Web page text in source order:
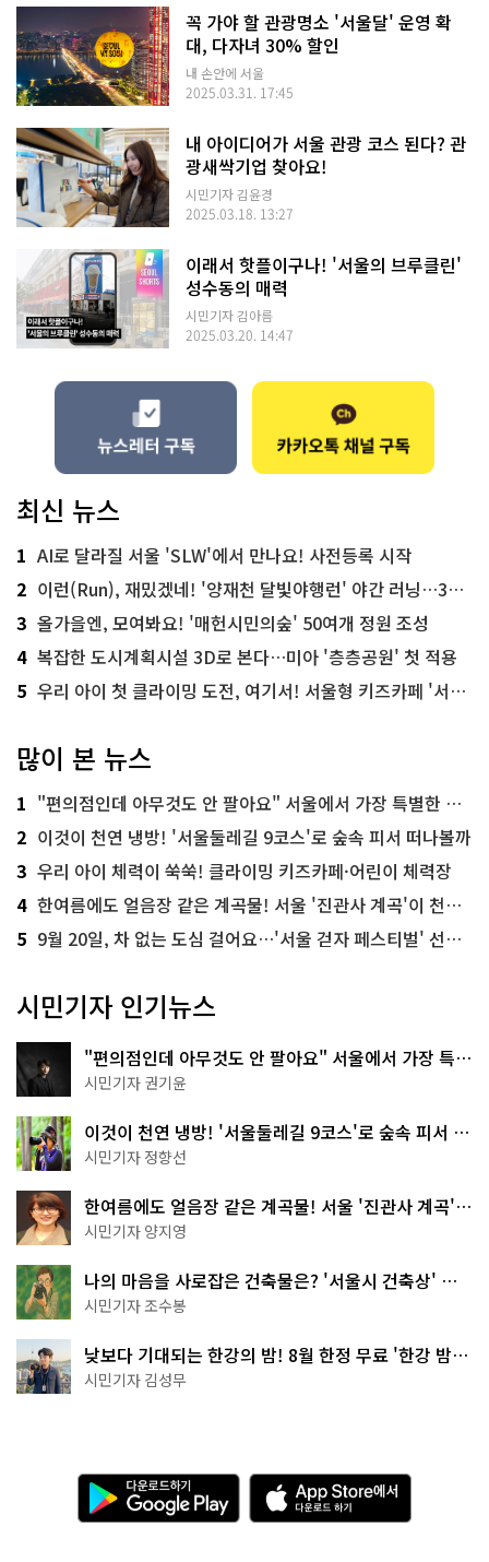
꼭 가야 할 관광명소 '서울달' 운영 확
대, 다자녀 30% 할인
내 손안에 서울
2025.03.31. 17:45
내 아이디어가 서울 관광 코스 된다? 관
광새싹기업 찾아요!
시민기자 김윤경
2025.03.18. 13:27
이래서 핫플이구나! '서울의 브루클린'
성수동의 매력
시민기자 김아름
2025.03.20. 14:47
최신 뉴스
1 AI로 달라질 서울 'SLW'에서 만나요! 사전등록 시작
2 이런(Run), 재밌겠네! '양재천 달빛야행런' 야간 러닝…300명 모집
3 올가을엔, 모여봐요! '매헌시민의숲' 50여개 정원 조성
4 복잡한 도시계획시설 3D로 본다…미아 '층층공원' 첫 적용
5 우리 아이 첫 클라이밍 도전, 여기서! 서울형 키즈카페 '서울가족플라자점'
많이 본 뉴스
1 "편의점인데 아무것도 안 팔아요" 서울에서 가장 특별한 편의점의 정체
2 이것이 천연 냉방! '서울둘레길 9코스'로 숲속 피서 떠나볼까
3 우리 아이 체력이 쑥쑥! 클라이밍 키즈카페·어린이 체력장
4 한여름에도 얼음장 같은 계곡물! 서울 '진관사 계곡'이 천국이네~
5 9월 20일, 차 없는 도심 걸어요…'서울 걷자 페스티벌' 선착순 5천명
시민기자 인기뉴스
"편의점인데 아무것도 안 팔아요" 서울에서 가장 특별
한 편의점의 정체
시민기자 권기윤
이것이 천연 냉방! '서울둘레길 9코스'로 숲속 피서 떠
나볼까
시민기자 정향선
한여름에도 얼음장 같은 계곡물! 서울 '진관사 계곡'이
천국이네~
시민기자 양지영
나의 마음을 사로잡은 건축물은? '서울시 건축상' 수
상작 공개!
시민기자 조수봉
낮보다 기대되는 한강의 밤! 8월 한정 무료 '한강 밤
핑' 예약은?
시민기자 김성무
다
운
로
A
p
p